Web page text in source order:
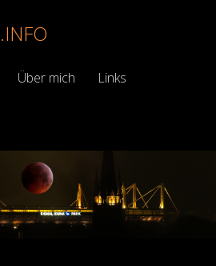
.INFO
Über mich Links